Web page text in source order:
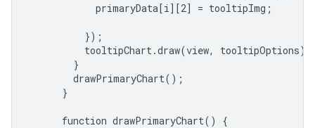
            primaryData[i][2] = tooltipImg;
          });
          tooltipChart.draw(view, tooltipOptions);
        }
        drawPrimaryChart();
      }
      function drawPrimaryChart() {